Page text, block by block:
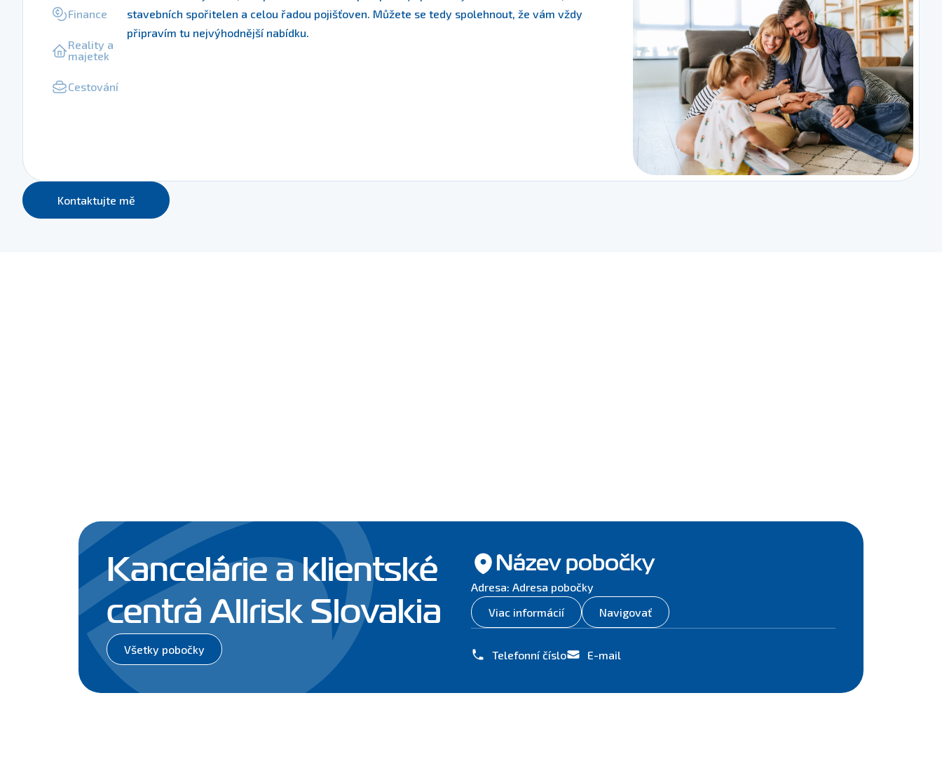
Finance
Reality a
majetek
Cestování
stavebních spořitelen a celou řadou pojišťoven. Můžete se tedy spolehnout, že vám vždy
připravím tu nejvýhodnější nabídku.
Kontaktujte mě
Kancelárie a klientské
centrá Allrisk Slovakia
Všetky pobočky
Název pobočky
Adresa: Adresa pobočky
Viac informácií
Navigovať
Telefonní číslo E-mail